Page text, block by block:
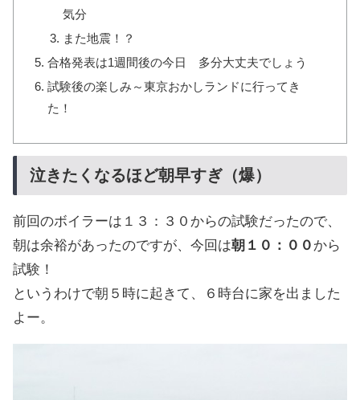
気分
また地震！？
合格発表は1週間後の今日 多分大丈夫でしょう
試験後の楽しみ～東京おかしランドに行ってき
た！
泣きたくなるほど朝早すぎ（爆）
前回のボイラーは１３：３０からの試験だったので、
朝は余裕があったのですが、今回は朝１０：００ から
試験！
というわけで朝５時に起きて、６時台に家を出ました
よー。